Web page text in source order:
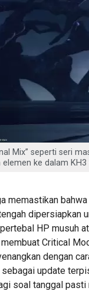
Mix” seperti seri
elemen ke dalam
memastikan
dipersiapkan
HP musuh
Critical
dengan
update
soal tanggal pasti